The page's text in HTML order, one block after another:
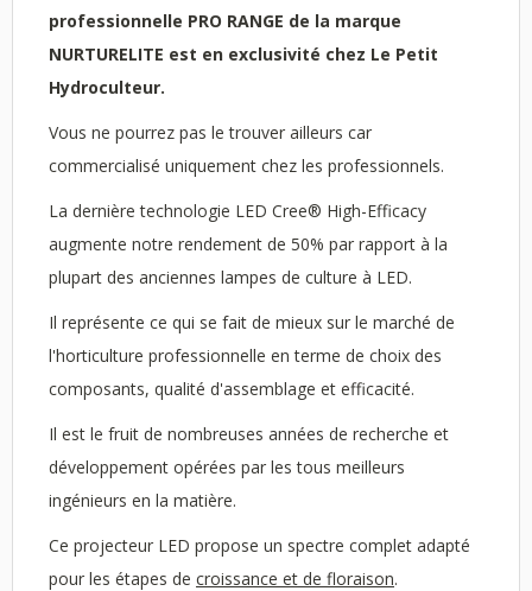
professionnelle PRO RANGE de la marque
NURTURELITE est en exclusivité chez Le Petit
Hydroculteur.
Vous ne pourrez pas le trouver ailleurs car
commercialisé uniquement chez les professionnels.
La dernière technologie LED Cree® High-Efficacy
augmente notre rendement de 50% par rapport à la
plupart des anciennes lampes de culture à LED.
Il représente ce qui se fait de mieux sur le marché de
l'horticulture professionnelle en terme de choix des
composants, qualité d'assemblage et efficacité.
Il est le fruit de nombreuses années de recherche et
développement opérées par les tous meilleurs
ingénieurs en la matière.
Ce projecteur LED propose un spectre complet adapté
pour les étapes de croissance et de floraison.